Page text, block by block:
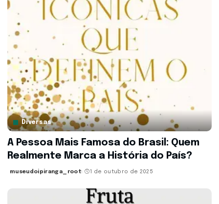
Diversas
A Pessoa Mais Famosa do Brasil: Quem
Realmente Marca a História do País?
museudoipiranga_root 1 de outubro de 2025